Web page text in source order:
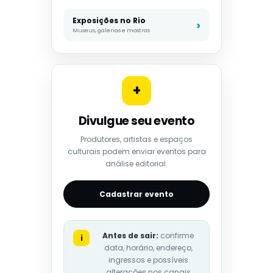
Exposições no Rio
Museus, galerias e mostras
+
Divulgue seu evento
Produtores, artistas e espaços
culturais podem enviar eventos para
análise editorial.
Cadastrar evento
i Antes de sair: confirme
data, horário, endereço,
ingressos e possíveis